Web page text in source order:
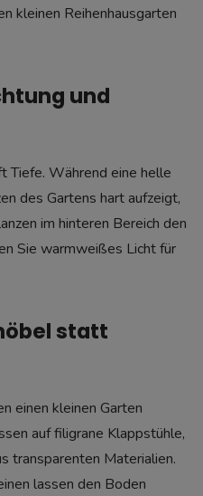
kleinen Reihenhausgarten
und
Tiefe. Während eine helle
des Gartens hart aufzeigt,
im hinteren Bereich den
Sie warmweißes Licht für
statt
einen kleinen Garten
auf filigrane Klappstühle,
transparenten Materialien.
lassen den Boden